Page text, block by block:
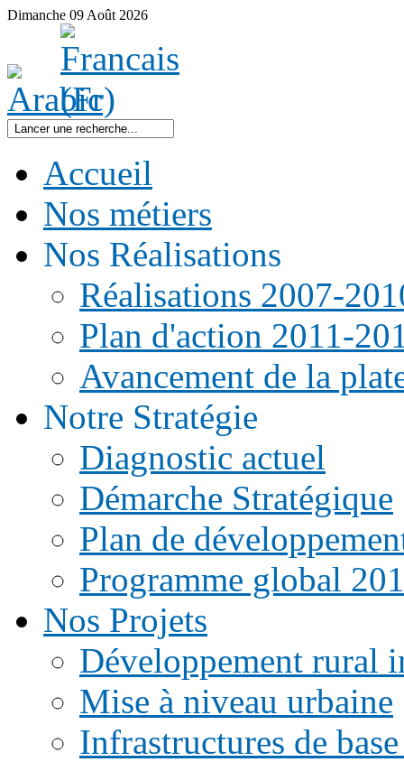
Dimanche 09 Août 2026
Accueil
Nos métiers
Nos Réalisations
Réalisations 2007-
Plan d'action 2011-
Avancement de la
Notre Stratégie
Diagnostic actuel
Démarche Stratégique
Plan de
Programme global
Nos Projets
Développement rural
Mise à niveau urbaine
Infrastructures de